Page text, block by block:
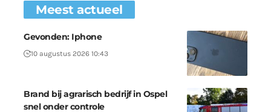
Meest actueel
Gevonden: Iphone
10 augustus 2026 10:43
Brand bij agrarisch bedrijf in Ospel
snel onder controle